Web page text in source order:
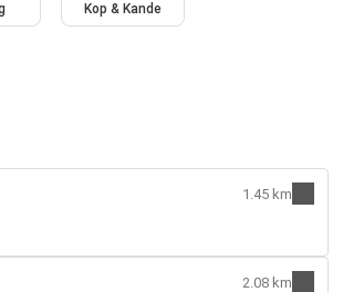
Kop & Kande
1.45 km
2.08 km